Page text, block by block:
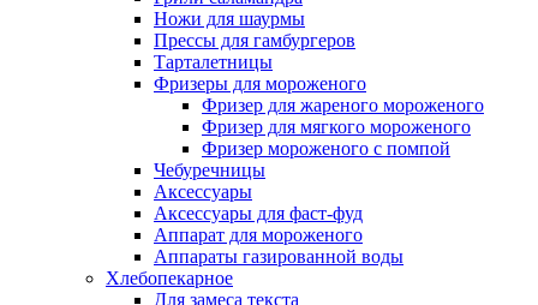
Ножи для шаурмы
Прессы для гамбургеров
Тарталетницы
Фризеры для мороженого
Фризер для жареного мороженого
Фризер для мягкого мороженого
Фризер мороженого с помпой
Чебуречницы
Аксессуары
Аксессуары для фаст-фуд
Аппарат для мороженого
Аппараты газированной воды
Хлебопекарное
Для замеса текста